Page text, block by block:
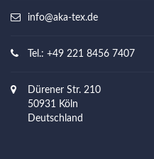
info@aka-tex.de
Tel.: +49 221 8456 7407
Dürener Str. 210
50931 Köln
Deutschland